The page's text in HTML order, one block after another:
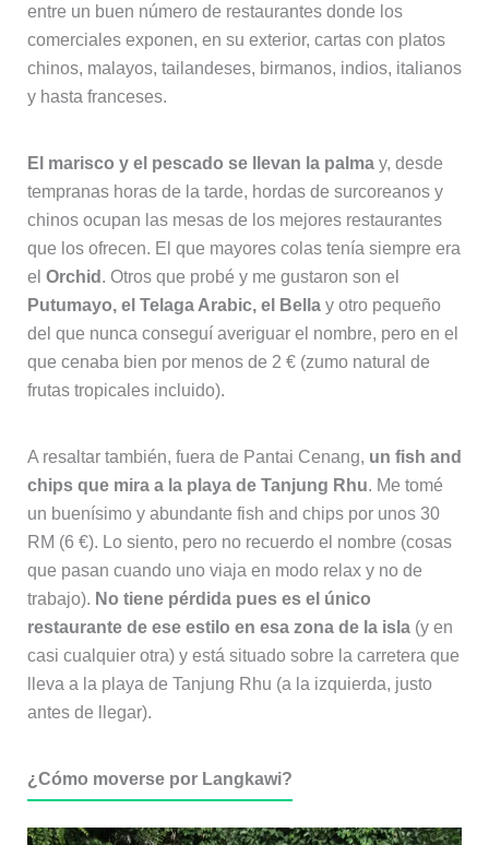
entre un buen número de restaurantes donde los
comerciales exponen, en su exterior, cartas con platos
chinos, malayos, tailandeses, birmanos, indios, italianos
y hasta franceses.
El marisco y el pescado se llevan la palmay, desde
tempranas horas de la tarde, hordas de surcoreanos y
chinos ocupan las mesas de los mejores restaurantes
que los ofrecen. El que mayores colas tenía siempre era
el Orchid . Otros que probé y me gustaron son el
Putumayo, el Telaga Arabic, el Bellay otro pequeño
del que nunca conseguí averiguar el nombre, pero en el
que cenaba bien por menos de 2 € (zumo natural de
frutas tropicales incluido).
A resaltar también, fuera de Pantai Cenang, un fish and
chips que mira a la playa de Tanjung Rhu. Me tomé
un buenísimo y abundante fish and chips por unos 30
RM (6 €). Lo siento, pero no recuerdo el nombre (cosas
que pasan cuando uno viaja en modo relax y no de
trabajo). No tiene pérdida pues es el único
restaurante de ese estilo en esa zona de la isla(y en
casi cualquier otra) y está situado sobre la carretera que
lleva a la playa de Tanjung Rhu (a la izquierda, justo
antes de llegar).
¿Cómo moverse por Langkawi?